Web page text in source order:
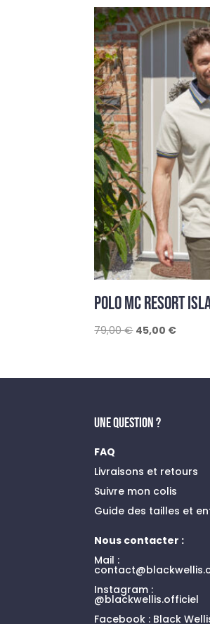
POLO MC RESORT
79,00€ Le
était :
45,00 €Le
est :
UNE QUESTION ?
FAQ
Livraisons et retours
Suivre mon colis
Guide des tailles et
Nous contacter :
Mail :
Instagram :
@blackwellis.officiel
Facebook : Black